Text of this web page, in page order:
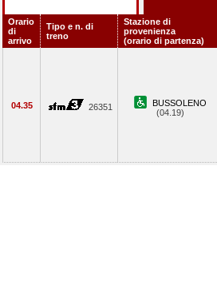
Orario
di
arrivo
Tipo e n. di
treno
Stazione di
provenienza
(orario di partenza)
04.35 26351
BUSSOLENO
(04.19)